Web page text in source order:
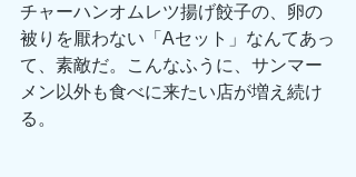
チャーハンオムレツ揚げ餃子の、卵の
被りを厭わない「Aセット」なんてあっ
て、素敵だ。こんなふうに、サンマー
メン以外も食べに来たい店が増え続け
る。